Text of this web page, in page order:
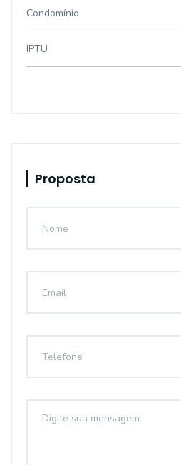
Condomínio
IPTU
Proposta